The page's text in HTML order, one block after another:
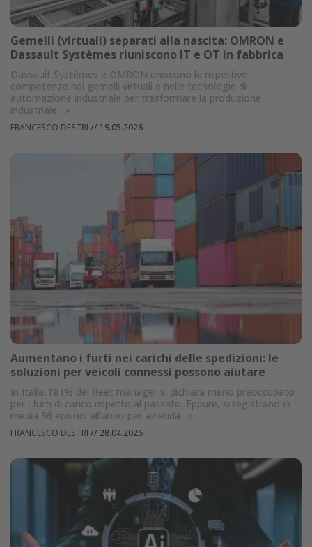
Gemelli (virtuali) separati alla nascita: OMRON e
Dassault Systèmes riuniscono IT e OT in fabbrica
Dassault Systèmes e OMRON uniscono le rispettive
competenze nei gemelli virtuali e nelle tecnologie di
automazione industriale per trasformare la produzione
industriale. »
FRANCESCO DESTRI // 19.05.2026
Aumentano i furti nei carichi delle spedizioni: le
soluzioni per veicoli connessi possono aiutare
In Italia, l'81% dei fleet manager si dichiara meno preoccupato
per i furti di carico rispetto al passato. Eppure, si registrano in
media 36 episodi all’anno per azienda. »
FRANCESCO DESTRI // 28.04.2026